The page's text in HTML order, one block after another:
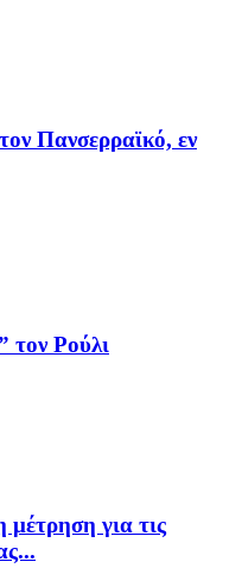
Πανσερραϊκό, εν
τον Ρούλι
για τις